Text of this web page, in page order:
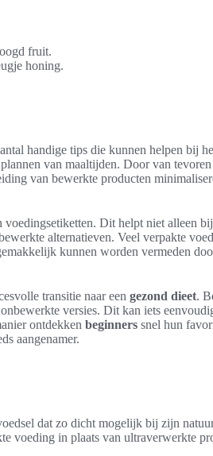
fruit.
honing.
handige tips die kunnen helpen bij
van maaltijden. Door van
van bewerkte producten
voedingsetiketten. Dit helpt niet alleen
alternatieven. Veel verpakte
kunnen worden vermeden
transitie naar een gezond dieet.
versies. Dit kan iets
ontdekken beginners snel hun
aangenamer.
dat zo dicht mogelijk bij zijn
voeding in plaats van ultraverwerkte